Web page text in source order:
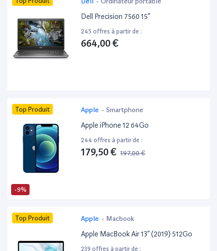
Dell Precision 7560 15”
245 offres à partir de :
664,00 €
-9%
Top Produit Apple - Smartphone
Apple iPhone 12 64Go
244 offres à partir de :
179,50 € 197,00 €
Top Produit Apple - Macbook
Apple MacBook Air 13” (2019) 512Go
239 offres à partir de :